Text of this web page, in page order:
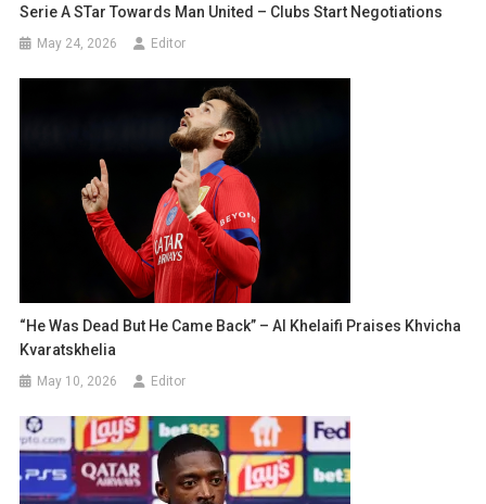
Serie A STar Towards Man United – Clubs Start Negotiations
May 24, 2026 Editor
“He Was Dead But He Came Back” – Аl Khelaifi Praises Khvicha
Kvaratskhelia
May 10, 2026 Editor